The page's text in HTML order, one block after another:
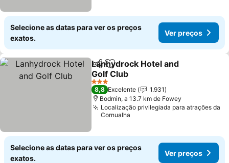
Selecione as datas para ver os preços
exatos.
Ver preços
PartilharAdicionar aos favoritos
Lanhydrock Hotel and
Golf Club
Ver preços
3 Estrelas
8,8 Excelente
1.931
Bodmin, a 13.7 km de Fowey
Localização privilegiada para atrações da
Cornualha
Selecione as datas para ver os preços
exatos.
Ver preços